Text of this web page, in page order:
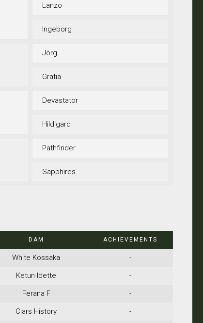
Lanzo
Ingeborg
Jörg
Gratia
Devastator
Hildigard
Pathfinder
Sapphires
DAM ACHIEVEMENTS
White Kossaka -
Ketun Idette -
Ferana F -
Ciars History -